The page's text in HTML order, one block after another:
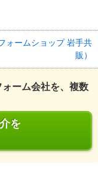
ォームショップ 岩手共
販）
ーム会社を、複数
を